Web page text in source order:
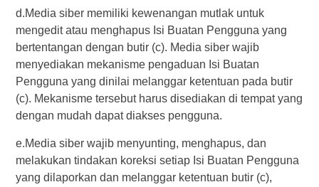
d.Media siber memiliki kewenangan mutlak untuk
mengedit atau menghapus Isi Buatan Pengguna yang
bertentangan dengan butir (c). Media siber wajib
menyediakan mekanisme pengaduan Isi Buatan
Pengguna yang dinilai melanggar ketentuan pada butir
(c). Mekanisme tersebut harus disediakan di tempat yang
dengan mudah dapat diakses pengguna.
e.Media siber wajib menyunting, menghapus, dan
melakukan tindakan koreksi setiap Isi Buatan Pengguna
yang dilaporkan dan melanggar ketentuan butir (c),